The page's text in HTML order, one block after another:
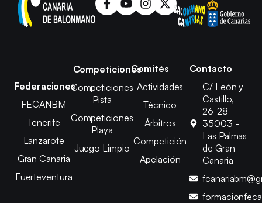
Federaciones
FECANBM
Tenerife
Lanzarote
Gran Canaria
Fuerteventura
Competiciones
Competiciones
Pista
Competiciones
Playa
Juego Limpio
Comités
Actividades
Técnico
Árbitros
Competición
Apelación
Contacto
C/ León y
Castillo,
26-28
35003 -
Las Palmas
de Gran
Canaria